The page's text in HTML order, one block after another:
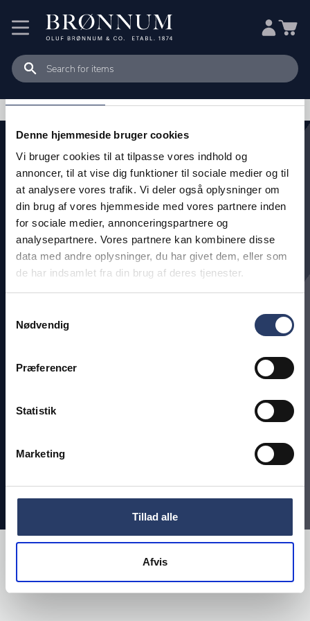
Samtykke Detaljer Om
Denne hjemmeside bruger cookies
Vi bruger cookies til at tilpasse vores indhold og
annoncer, til at vise dig funktioner til sociale medier og til
at analysere vores trafik. Vi deler også oplysninger om
din brug af vores hjemmeside med vores partnere inden
for sociale medier, annonceringspartnere og
analysepartnere. Vores partnere kan kombinere disse
data med andre oplysninger, du har givet dem, eller som
de har indsamlet fra din brug af deres tjenester.
Nødvendig
Præferencer
Statistik
Marketing
Tillad alle
Afvis
Find os her
Oluf Brønnum & Co. A/S
Handelsbetingelser
FØLG OS